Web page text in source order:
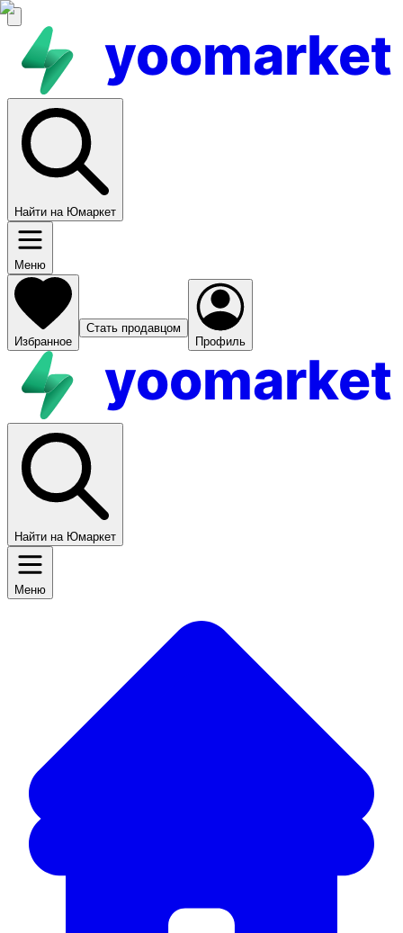
yoomarket
Найти на Юмаркет
Меню
Избранное
Стать продавцом
Профиль
yoomarket
Найти на Юмаркет
Меню